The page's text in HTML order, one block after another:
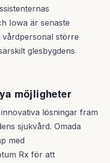
Iowa är senaste
större
glesbygdens
möjligheter
lösningar fram
sjukvård. Omada
med
Rx för att